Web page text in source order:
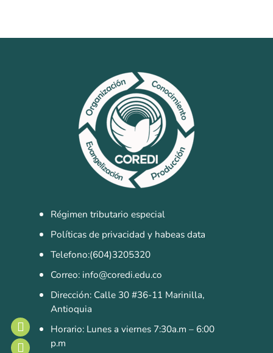
Régimen tributario especial
Políticas de privacidad y habeas data
Telefono:(604)3205320
Correo: info@coredi.edu.co
Dirección: Calle 30 #36-11 Marinilla,
Antioquia
Horario: Lunes a viernes 7:30a.m – 6:00
p.m